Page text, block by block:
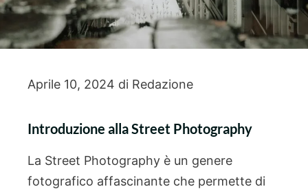
Aprile 10, 2024 di Redazione
Introduzione alla Street Photography
La Street Photography è un genere
fotografico affascinante che permette di